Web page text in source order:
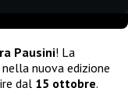
Pausini! La
nella nuova edizione
dal 15 ottobre.